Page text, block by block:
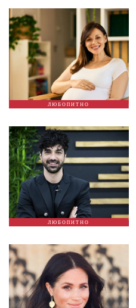
ЛЮБОПИТНО
ЛЮБОПИТНО